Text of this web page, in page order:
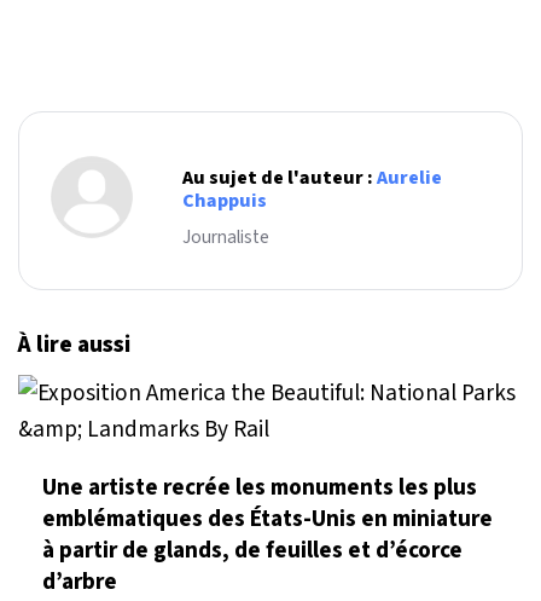
Au sujet de l'auteur :Aurelie
Chappuis
Journaliste
À lire aussi
Une artiste recrée les monuments les plus
emblématiques des États-Unis en miniature
à partir de glands, de feuilles et d’écorce
d’arbre